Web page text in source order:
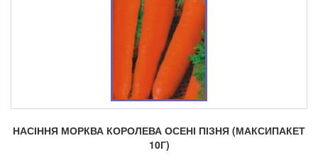
НАСІННЯ МОРКВА КОРОЛЕВА ОСЕНІ ПІЗНЯ (МАКСИПАКЕТ
10Г)